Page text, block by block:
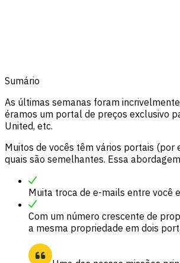
Sumário
As últimas semanas foram
éramos um portal de preços exclusivo
United, etc.
Muitos de vocês têm vários portais (por
quais são semelhantes. Essa
Muita troca de e-mails entre você
Com um número crescente de
a mesma propriedade em dois